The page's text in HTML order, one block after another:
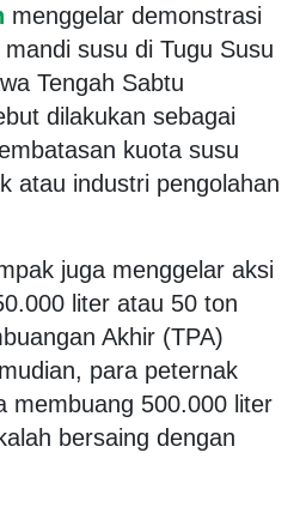
menggelar demonstrasi
susu di Tugu Susu
Tengah Sabtu
dilakukan sebagai
kuota susu
atau industri pengolahan
juga menggelar aksi
liter atau 50 ton
Akhir (TPA)
para peternak
membuang 500.000 liter
bersaing dengan